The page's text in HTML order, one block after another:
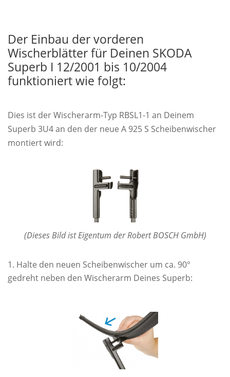
Der Einbau der vorderen
Wischerblätter für Deinen SKODA
Superb I 12/2001 bis 10/2004
funktioniert wie folgt:
Dies ist der Wischerarm-Typ RBSL1-1 an Deinem
Superb 3U4 an den der neue A 925 S Scheibenwischer
montiert wird:
(Dieses Bild ist Eigentum der Robert BOSCH GmbH)
Halte den neuen Scheibenwischer um ca. 90°
gedreht neben den Wischerarm Deines Superb: